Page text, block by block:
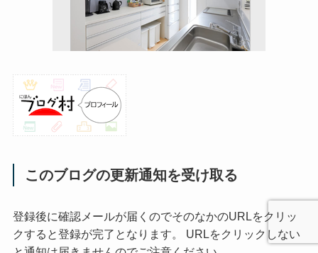
このブログの更新通知を受け取る
登録後に確認メールが届くのでそのなかのURLをクリッ
クすると登録が完了となります。 URLをクリックしない